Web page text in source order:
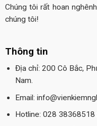
Chúng tôi rất hoan
chúng tôi!
Thông tin
Địa chỉ: 200 Cô Bắc,
Nam.
Email:
Hotline: 028 38368518